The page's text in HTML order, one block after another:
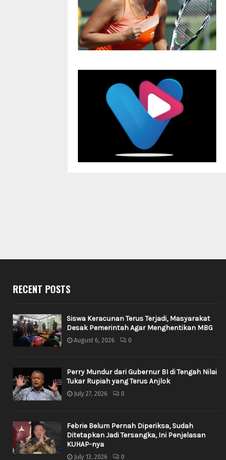
RECENT POSTS
Siswa Keracunan Terus Terjadi, Masyarakat
Desak Pemerintah Agar Menghentikan MBG
August 6, 2026 0
Perry Mundur dari Gubernur BI di Tengah Nilai
Tukar Rupiah yang Terus Anjlok
July 27, 2026 0
Febrie Belum Pernah Diperiksa, Sudah
Ditetapkan Jadi Tersangka, Ini Penjelasan
KUHAP-nya
July 13, 2026 0